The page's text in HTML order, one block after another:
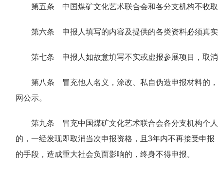
第五条 中国煤矿文化艺术联合会和各分支机构不收
第六条 申报人填写的内容及提供的各类资料必须真
第七条 申报人如故意填写不实或虚报参展项目，取
第八条 冒充他人名义，涂改、私自伪造申报材料的
网公示。
第九条 冒充中国煤矿文化艺术联合会各分支机构个
的，一经发现即取消当次申报资格，且3年内不再接受申
的手段，造成重大社会负面影响的，终身不得申报。